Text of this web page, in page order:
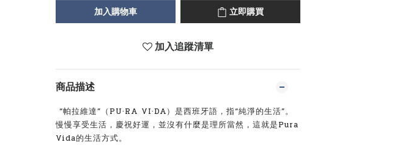
加入購物車 立即購買
加入追蹤清單
商品描述
“帕拉維達”（PU·RA VI·DA）是西班牙語，指“純淨的生活”。
慢慢享受生活，慶祝好運，並沒有什麼是理所當然，這就是Pura
Vida的生活方式。